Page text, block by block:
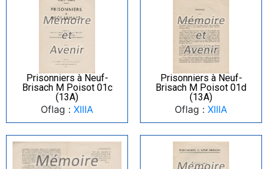
Prisonniers à Neuf-
Brisach M Poisot 01c
(13A)
Oflag : XIIIA
Prisonniers à Neuf-
Brisach M Poisot 01d
(13A)
Oflag : XIIIA